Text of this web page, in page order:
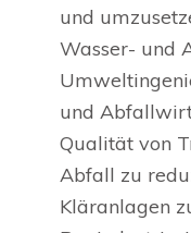
und
Wasser- und
und
Qualität von
Abfall zu
Kläranlagen